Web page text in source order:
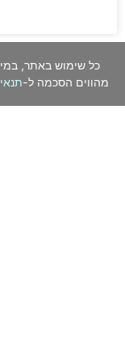
כל שימוש באתר,
מהווים הסכמה ל-תנאי